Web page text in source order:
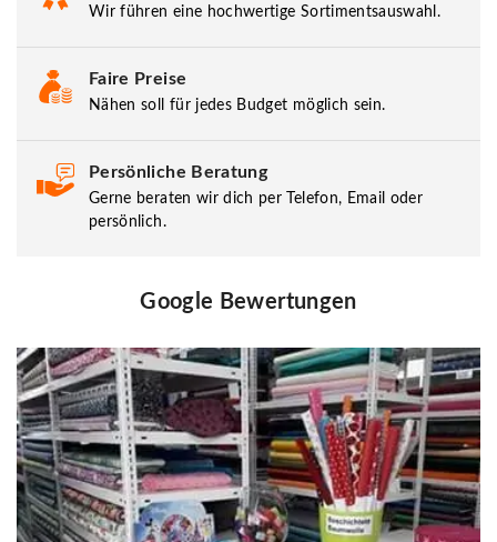
Wir führen eine hochwertige Sortimentsauswahl.
Faire Preise
Nähen soll für jedes Budget möglich sein.
Persönliche Beratung
Gerne beraten wir dich per Telefon, Email oder
persönlich.
Google Bewertungen